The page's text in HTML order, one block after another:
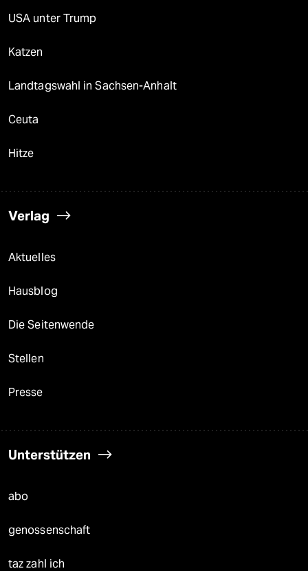
USA unter Trump
Katzen
Landtagswahl in Sachsen-Anhalt
Ceuta
Hitze
Verlag
Aktuelles
Hausblog
Die Seitenwende
Stellen
Presse
Unterstützen
abo
genossenschaft
taz zahl ich